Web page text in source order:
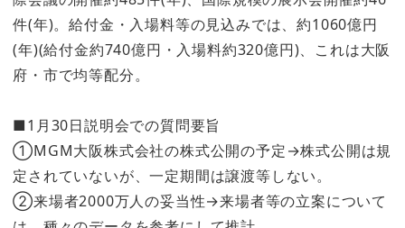
件(年)。給付金・入場料等の見込みでは、約1060億円
(年)(給付金約740億円・入場料約320億円)、これは大阪
府・市で均等配分。
■1月30日説明会での質問要旨
①MGM大阪株式会社の株式公開の予定→株式公開は規
定されていないが、一定期間は譲渡等しない。
②来場者2000万人の妥当性→来場者等の立案について